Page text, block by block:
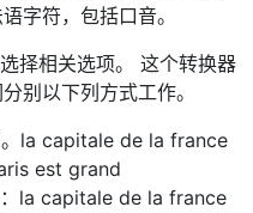
字符，包括口音。
择相关选项。 这个转换器
别以下列方式工作。
la capitale de la france
est grand
la capitale de la france